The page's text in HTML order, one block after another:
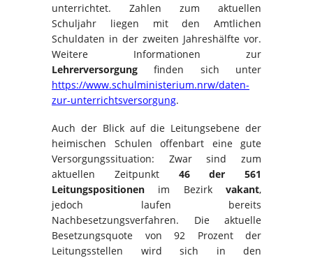
unterrichtet. Zahlen zum aktuellen
Schuljahr liegen mit den Amtlichen
Schuldaten in der zweiten Jahreshälfte vor.
Weitere Informationen zur
Lehrerversorgung finden sich unter
https://www.schulministerium.nrw/daten-
zur-unterrichtsversorgung.
Auch der Blick auf die Leitungsebene der
heimischen Schulen offenbart eine gute
Versorgungssituation: Zwar sind zum
aktuellen Zeitpunkt 46 der 561
Leitungspositionen im Bezirk vakant,
jedoch laufen bereits
Nachbesetzungsverfahren. Die aktuelle
Besetzungsquote von 92 Prozent der
Leitungsstellen wird sich in den